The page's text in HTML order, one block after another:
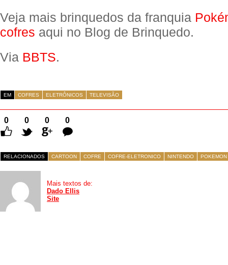
Veja mais brinquedos da franquia
cofres aqui no Blog de Brinquedo.
Via BBTS.
EM COFRES ELETRÔNICOS TELEVISÃO
0 0 0
0
Comentários
RELACIONADOS CARTOON COFRE COFRE-ELETRONICO NINTENDO POKEMON
Mais textos de:
Dado Ellis
Site